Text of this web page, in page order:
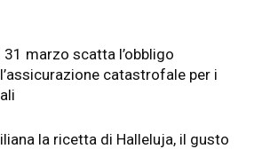
31 marzo scatta l’obbligo
catastrofale per i
la ricetta di Halleluja, il gusto